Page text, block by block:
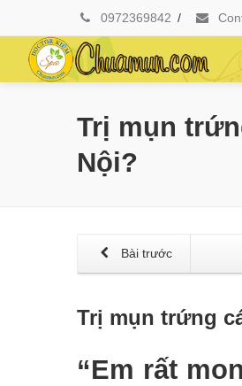
0972369842 /
Trị mụn
Nội?
Bài trước
Trị mụn trứng
“Em rất